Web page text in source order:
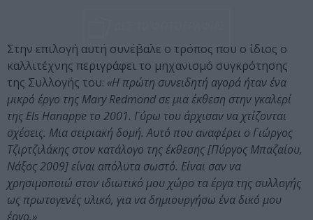
Στην επιλογή αυτή συνέβαλε ο τρόπος που ο ίδιος ο
καλλιτέχνης περιγράφει το μηχανισμό συγκρότησης
της Συλλογής του: «Η πρώτη συνειδητή αγορά ήταν ένα
μικρό έργο της Mary Redmond σε μια έκθεση στην γκαλερί
της Els Hanappe το 2001. Γύρω του άρχισαν να χτίζονται
σχέσεις. Μια σειριακή δομή. Αυτό που αναφέρει ο Γιώργος
Τζιρτζιλάκης στον κατάλογο της έκθεσης [Πύργος Μπαζαίου,
Νάξος 2009] είναι απόλυτα σωστό. Είναι σαν να
χρησιμοποιώ στον ιδιωτικό μου χώρο τα έργα της συλλογής
ως πρωτογενές υλικό, για να δημιουργήσω ένα δικό μου
έργο.»